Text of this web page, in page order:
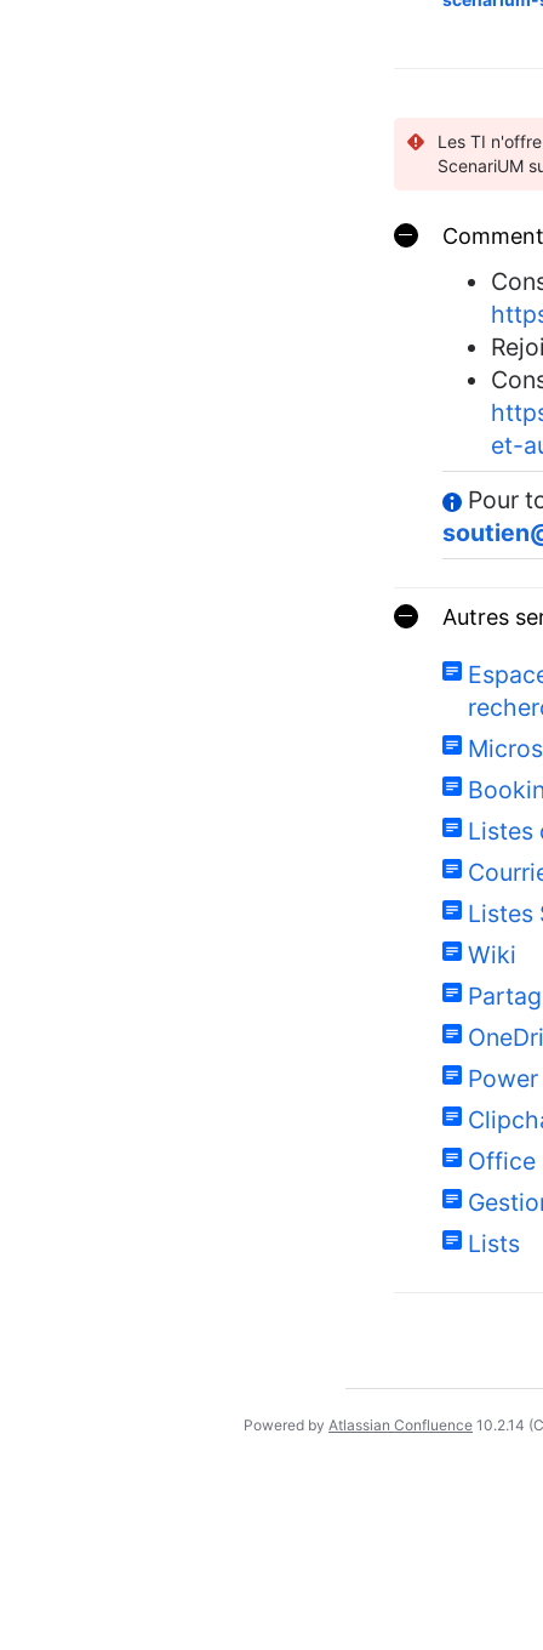
Les TI
ScenariUM
et-
Pour
Autres
Listes
Listes
Wiki
Power
Office
Lists
Powered by Atlassian Confluence 10.2.14